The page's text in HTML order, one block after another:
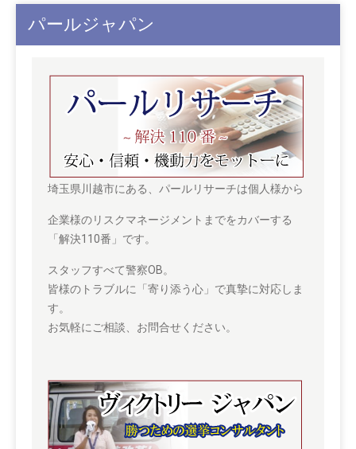
パールジャパン
埼玉県川越市にある、パールリサーチは個人様から
企業様のリスクマネージメントまでをカバーする
「解決110番」です。
スタッフすべて警察OB。
皆様のトラブルに「寄り添う心」で真摯に対応しま
す。
お気軽にご相談、お問合せください。